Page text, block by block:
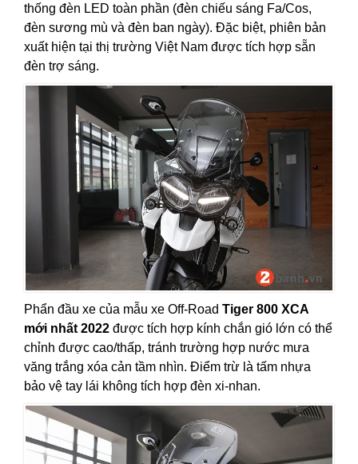
thống đèn LED toàn phần (đèn chiếu sáng Fa/Cos,
đèn sương mù và đèn ban ngày). Đặc biệt, phiên bản
xuất hiện tại thị trường Việt Nam được tích hợp sẵn
đèn trợ sáng.
Phẩn đầu xe của mẫu xe Off-Road Tiger 800 XCA
mới nhất 2022 được tích hợp kính chắn gió lớn có thể
chỉnh được cao/thấp, tránh trường hợp nước mưa
văng trắng xóa cản tầm nhìn. Điểm trừ là tấm nhựa
bảo vệ tay lái không tích hợp đèn xi-nhan.